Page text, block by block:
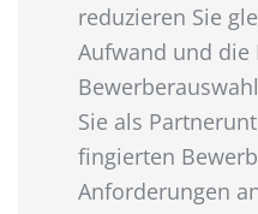
reduzieren Sie
Aufwand und die
Sie als
fingierten
Anforderungen